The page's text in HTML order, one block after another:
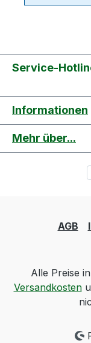
Service-
Informationen
Mehr über...
AGB
Alle Preise
Versandkosten